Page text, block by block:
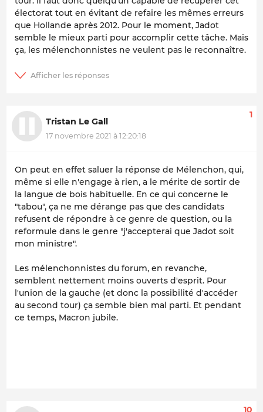
électorat tout en évitant de refaire les mêmes erreurs
que Hollande après 2012. Pour le moment, Jadot
semble le mieux parti pour accomplir cette tâche. Mais
ça, les mélenchonnistes ne veulent pas le reconnaître.
Tristan Le Gall
17 novembre 2021 à 12:20:18
1
On peut en effet saluer la réponse de Mélenchon, qui,
même si elle n'engage à rien, a le mérite de sortir de
la langue de bois habituelle. En ce qui concerne le
"tabou", ça ne me dérange pas que des candidats
refusent de répondre à ce genre de question, ou la
reformule dans le genre "j'accepterai que Jadot soit
mon ministre".
Les mélenchonnistes du forum, en revanche,
semblent nettement moins ouverts d'esprit. Pour
l'union de la gauche (et donc la possibilité d'accéder
au second tour) ça semble bien mal parti. Et pendant
ce temps, Macron jubile.
10